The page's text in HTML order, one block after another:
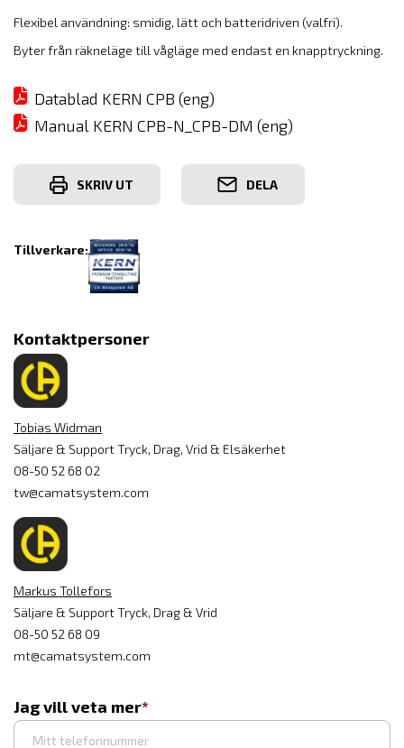
Flexibel användning: smidig, lätt och batteridriven (valfri).
Byter från räkneläge till vågläge med endast en knapptryckning.
Datablad KERN CPB (eng)
Manual KERN CPB-N_CPB-DM (eng)
SKRIV UT DELA
Tillverkare:
Kontaktpersoner
Tobias Widman
Säljare & Support Tryck, Drag, Vrid & Elsäkerhet
08-50 52 68 02
tw@camatsystem.com
Markus Tollefors
Säljare & Support Tryck, Drag & Vrid
08-50 52 68 09
mt@camatsystem.com
Jag vill veta mer